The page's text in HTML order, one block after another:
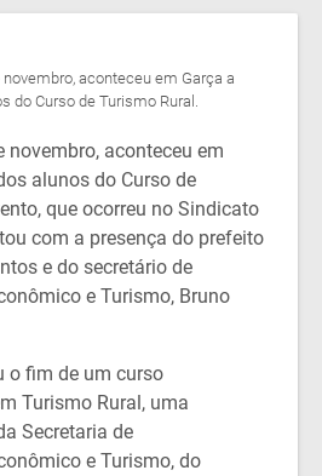
aconteceu em Garça a
do Curso de Turismo Rural.
aconteceu em
alunos do Curso de
que ocorreu no Sindicato
com a presença do prefeito
e do secretário de
e Turismo, Bruno
o fim de um curso
Turismo Rural, uma
Secretaria de
e Turismo, do